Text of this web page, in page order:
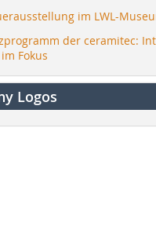
im LWL-
der ceramitec:
Fokus
Logos